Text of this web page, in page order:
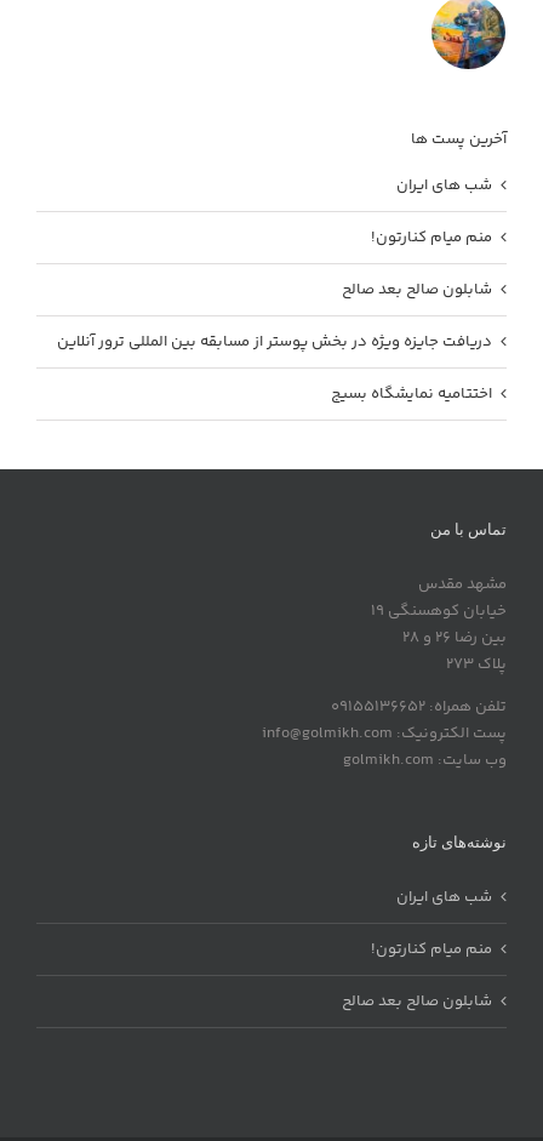
آخرین پست ها
شب های ایران
منم میام کنارتون!
شابلون صالح بعد صالح
دریافت جایزه ویژه در بخش پوستر از مسابقه بین المللی ترور آنلاین
اختتامیه نمایشگاه بسیج
تماس با من
مشهد مقدس
خیابان کوهسنگی 19
بین رضا 26 و 28
پلاک 273
تلفن همراه: 09155136652
پست الکترونیک: info@golmikh.com
وب سایت: golmikh.com
نوشته‌های تازه
شب های ایران
منم میام کنارتون!
شابلون صالح بعد صالح